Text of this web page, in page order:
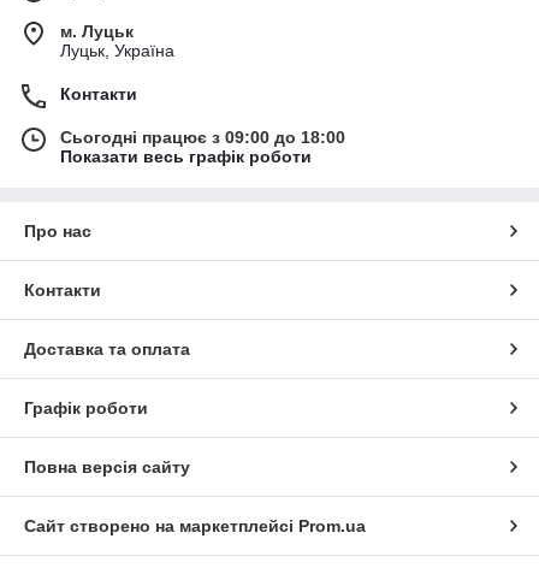
м. Луцьк
Луцьк, Україна
Контакти
Сьогодні працює з 09:00 до 18:00
Показати весь графік роботи
Про нас
Контакти
Доставка та оплата
Графік роботи
Повна версія сайту
Сайт створено на маркетплейсі Prom.ua